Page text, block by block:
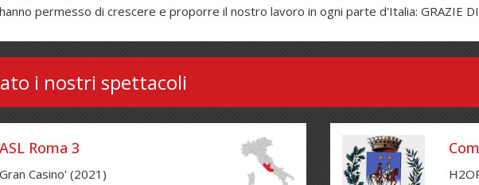
permesso di crescere e proporre il nostro lavoro in ogni parte d'Italia: GRAZIE DI
i nostri spettacoli
ASL Roma 3
Gran Casino' (2021)